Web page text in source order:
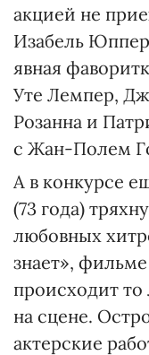
акцией не
Изабель
явная
Уте Лемпер,
Розанна и
с Жан-Полем
А в конкурсе
(73 года)
любовных
знает»,
происходит
на сцене.
актерские